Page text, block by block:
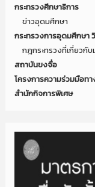
กระทรวงศึกษาธิการ
ข่าวอุดมศึกษา
กระทรวงการอุดมศึกษา
กฎกระทรวงที่เกี่ยวกั
สถาบันขงจื่อ
โครงการความร่วมมือทา
สำนักกิจการพิเศษ